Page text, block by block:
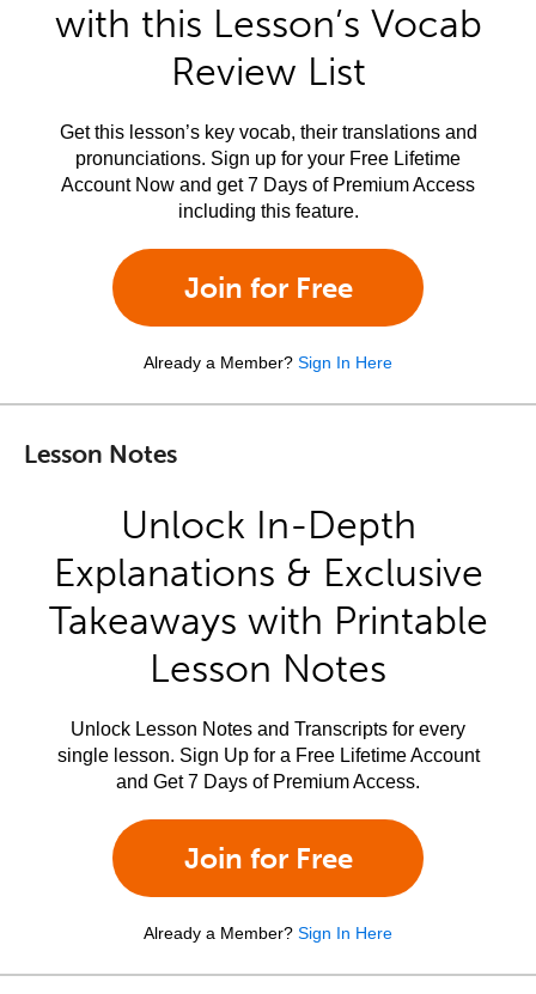
with this Lesson’s Vocab
Review List
Get this lesson’s key vocab, their translations and
pronunciations. Sign up for your Free Lifetime
Account Now and get 7 Days of Premium Access
including this feature.
Join for Free
Already a Member? Sign In Here
Lesson Notes
Unlock In-Depth
Explanations & Exclusive
Takeaways with Printable
Lesson Notes
Unlock Lesson Notes and Transcripts for every
single lesson. Sign Up for a Free Lifetime Account
and Get 7 Days of Premium Access.
Join for Free
Already a Member? Sign In Here